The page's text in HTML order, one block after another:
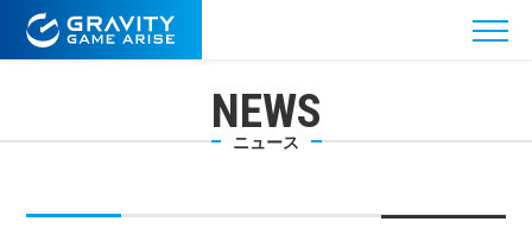
NEWS
ニュース